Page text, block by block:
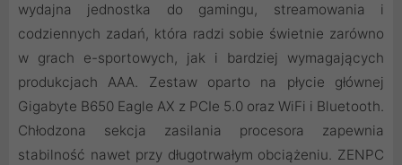
wydajna jednostka do gamingu, streamowania i
codziennych zadań, która radzi sobie świetnie zarówno
w grach e-sportowych, jak i bardziej wymagających
produkcjach AAA. Zestaw oparto na płycie głównej
Gigabyte B650 Eagle AX z PCIe 5.0 oraz WiFi i Bluetooth.
Chłodzona sekcja zasilania procesora zapewnia
stabilność nawet przy długotrwałym obciążeniu. ZENPC